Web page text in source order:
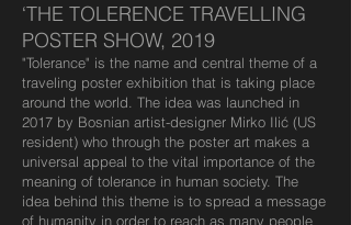
‘THE TOLERENCE TRAVELLING
POSTER SHOW, 2019
"Tolerance" is the name and central theme of a
traveling poster exhibition that is taking place
around the world. The idea was launched in
2017 by Bosnian artist-designer Mirko Ilić (US
resident) who through the poster art makes a
universal appeal to the vital importance of the
meaning of tolerance in human society. The
idea behind this theme is to spread a message
of humanity in order to reach as many people